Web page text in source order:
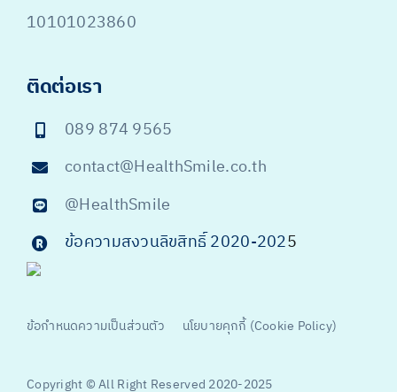
10101023860
ติดต่อเรา
089 874 9565
contact@HealthSmile.co.th
@HealthSmile
ข้อความสงวนลิขสิทธิ์ 2020-2025
ข้อกำหนดความเป็นส่วนตัว นโยบายคุกกี้ (Cookie Policy)
Copyright © All Right Reserved 2020-2025